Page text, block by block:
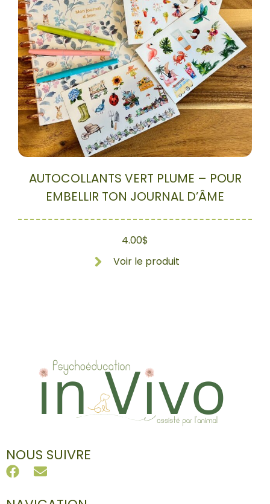
AUTOCOLLANTS VERT PLUME – POUR
EMBELLIR TON JOURNAL D’ÂME
4.00$
Voir le produit
NOUS SUIVRE